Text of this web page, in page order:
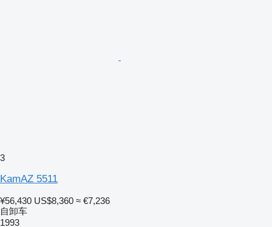
3
KamAZ 5511
¥56,430 US$8,360 ≈ €7,236
自卸车
1993